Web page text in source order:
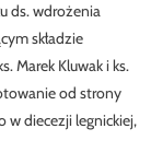
ds. wdrożenia
składzie
Marek Kluwak i ks.
od strony
w diecezji legnickiej,